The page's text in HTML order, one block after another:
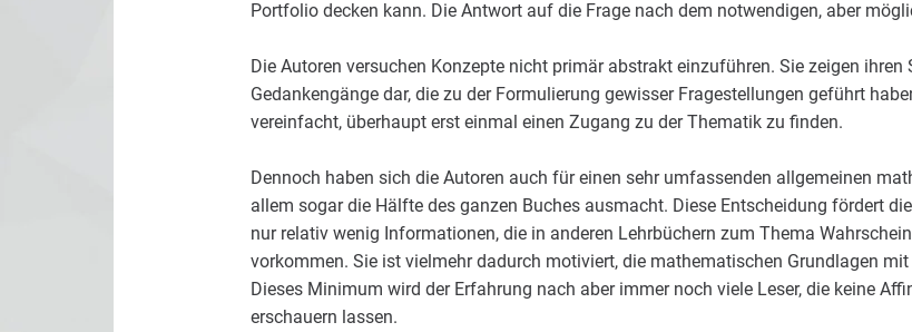
Portfolio decken kann. Die Antwort auf die Frage nach dem notwendigen, aber
Die Autoren versuchen Konzepte nicht primär abstrakt einzuführen. Sie zeigen
Gedankengänge dar, die zu der Formulierung gewisser Fragestellungen geführt
vereinfacht, überhaupt erst einmal einen Zugang zu der Thematik zu finden.
Dennoch haben sich die Autoren auch für einen sehr umfassenden allgemeinen
allem sogar die Hälfte des ganzen Buches ausmacht. Diese Entscheidung fördert
nur relativ wenig Informationen, die in anderen Lehrbüchern zum Thema
vorkommen. Sie ist vielmehr dadurch motiviert, die mathematischen Grundlagen
Dieses Minimum wird der Erfahrung nach aber immer noch viele Leser, die keine
erschauern lassen.